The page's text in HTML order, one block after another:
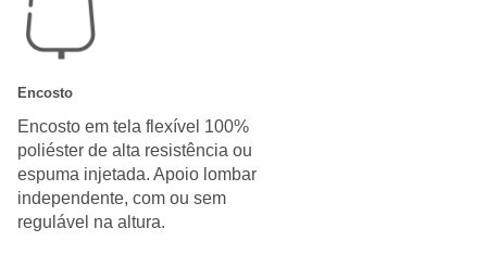
Encosto
Encosto em tela flexível 100%
poliéster de alta resistência ou
espuma injetada. Apoio lombar
independente, com ou sem
regulável na altura.